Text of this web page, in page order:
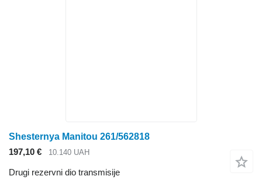
Shesternya Manitou 261/562818
197,10 €
10.140 UAH
Drugi rezervni dio transmisije